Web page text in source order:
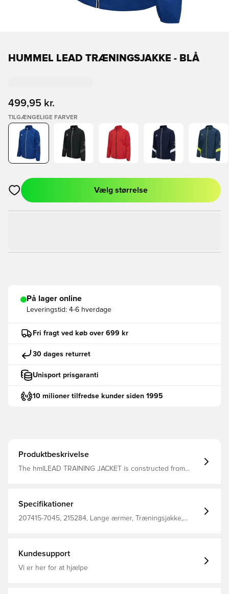
HUMMEL LEAD TRÆNINGSJAKKE - BLÅ
499,95 kr.
TILGÆNGELIGE FARVER
Åbner en Modal til at logge ind eller tilmelde dig som medlem
Vælg størrelse
På lager online
Leveringstid: 4-6 hverdage
Fri fragt ved køb over 699 kr
30 dages returret
Unisport prisgaranti
10 milioner tilfredse kunder siden 1995
Produktbeskrivelse
The hmlLEAD TRAINING JACKET is constructed from
WP3000 water repellent protection to block out rain and
wind. The full zip front opening features a protective zip
garage and contrast piping.
Specifikationer
207415-7045, 215284, Lange ærmer, Træningsjakke,
Kundesupport
Vi er her for at hjælpe